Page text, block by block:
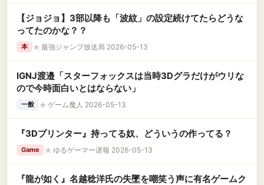
【ジョジョ】3部以降も「波紋」の設定続けてたらどうな
ってたのかな？？
本 ★ 最強ジャンプ放送局 2026-05-13
IGNJ渡邉「スターフォックスは当時3Dグラだけがウリな
ので今時面白いとはならない」
一般 ★ ゲーム魔人 2026-05-13
『3Dプリンター』持ってる奴、どういうの作ってる？
Game ★ ゆるゲーマー遅報 2026-05-13
『龍が如く』名越稔洋氏の失墜を嘲笑う声に有名ゲームク